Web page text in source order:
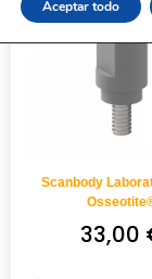
Scanbody
33,00
Aceptar todo